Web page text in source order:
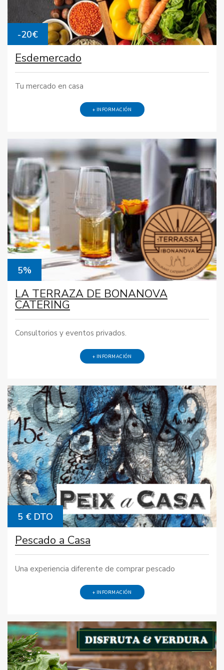
-20€
Esdemercado
Tu mercado en casa
+ INFORMACIÓN
5%
LA TERRAZA DE BONANOVA
CATERING
Consultorios y eventos privados.
+ INFORMACIÓN
5 € DTO
Pescado a Casa
Una experiencia diferente de comprar pescado
+ INFORMACIÓN